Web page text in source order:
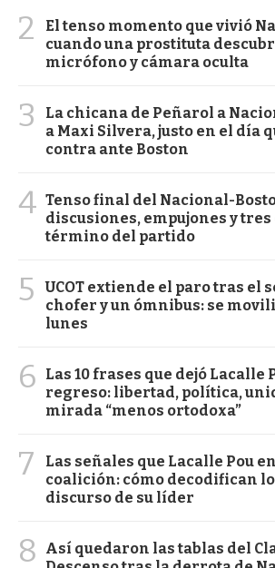
2
El tenso momento que vivió
cuando una prostituta
micrófono y cámara oculta
3
La chicana de Peñarol a
a Maxi Silvera, justo en el día
contra ante Boston
4 Tenso final del Nacional-
discusiones, empujones y
término del partido
5
UCOT extiende el paro tras el
chofer y un ómnibus: se
lunes
6
Las 10 frases que dejó Lacalle
regreso: libertad, política,
mirada “menos ortodoxa”
7
Las señales que Lacalle Pou
coalición: cómo decodifican
discurso de su líder
8
Así quedaron las tablas del